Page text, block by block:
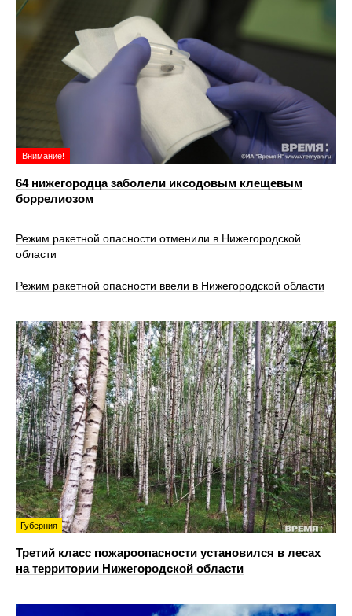
Внимание!
64 нижегородца заболели иксодовым клещевым
боррелиозом
Режим ракетной опасности отменили в Нижегородской
области
Режим ракетной опасности ввели в Нижегородской области
Губерния
Третий класс пожароопасности установился в лесах
на территории Нижегородской области